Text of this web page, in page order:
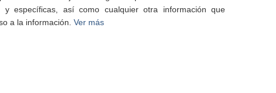
y específicas, así como cualquier otra información que
a la información. Ver más